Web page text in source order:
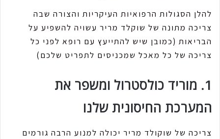
להלן הסגולות הרפואיות העיקריות והצורה שבה
צריכה מתונה של שוקלד מריר עשויה להשפיע על
הבריאות (כמובן שיש להתייעץ עם רופא לפני כל
צריכה של כל מאכל שמכניסים לתפריט שלכם)
1. מוריד כולסטרול ומשפר את
המערכת החיסונית שלנו
צריכה של שוקולד מריר יכולה למנוע הרבה גורמים